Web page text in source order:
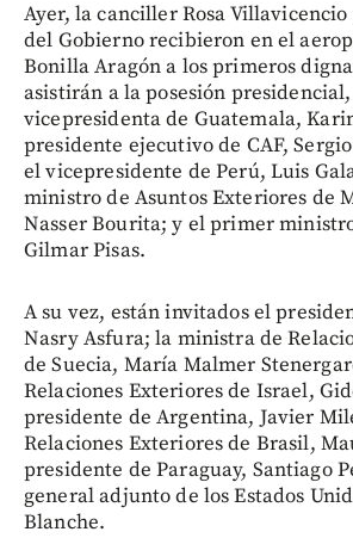
Ayer, la canciller Rosa
del Gobierno recibieron en el
Bonilla Aragón a los primeros
asistirán a la posesión
vicepresidenta de Guatemala,
presidente ejecutivo de CAF,
el vicepresidente de Perú, Luis
ministro de Asuntos Exteriores de
Nasser Bourita; y el primer
Gilmar Pisas.
A su vez, están invitados el
Nasry Asfura; la ministra de
de Suecia, María Malmer
Relaciones Exteriores de Israel,
presidente de Argentina, Javier
Relaciones Exteriores de Brasil,
presidente de Paraguay, Santiago
general adjunto de los Estados
Blanche.